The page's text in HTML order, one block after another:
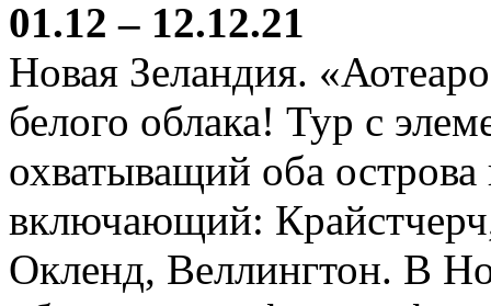
01.12 – 12.12.21
Новая Зеландия.
белого облака! Тур с
охватыващий оба
включающий:
Окленд, Веллингтон. В